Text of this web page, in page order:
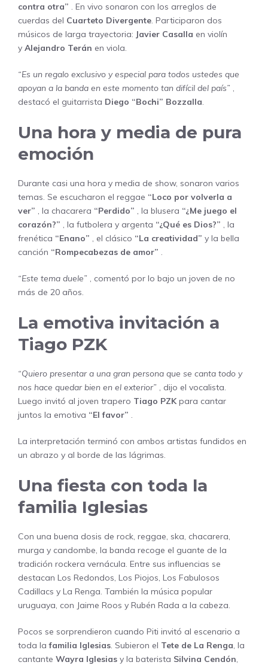
contra otra” . En vivo sonaron con los arreglos de
cuerdas del Cuarteto Divergente. Participaron dos
músicos de larga trayectoria: Javier Casalla en violín
y Alejandro Terán en viola.
“Es un regalo exclusivo y especial para todos ustedes que
apoyan a la banda en este momento tan difícil del país” ,
destacó el guitarrista Diego “Bochi” Bozzalla.
Una hora y media de pura
emoción
Durante casi una hora y media de show, sonaron varios
temas. Se escucharon el reggae “Loco por volverla a
ver” , la chacarera “Perdido” , la blusera “¿Me juego el
corazón?” , la futbolera y argenta “¿Qué es Dios?” , la
frenética “Enano” , el clásico “La creatividad” y la bella
canción “Rompecabezas de amor” .
“Este tema duele” , comentó por lo bajo un joven de no
más de 20 años.
La emotiva invitación a
Tiago PZK
“Quiero presentar a una gran persona que se canta todo y
nos hace quedar bien en el exterior” , dijo el vocalista.
Luego invitó al joven trapero Tiago PZKpara cantar
juntos la emotiva “El favor” .
La interpretación terminó con ambos artistas fundidos en
un abrazo y al borde de las lágrimas.
Una fiesta con toda la
familia Iglesias
Con una buena dosis de rock, reggae, ska, chacarera,
murga y candombe, la banda recoge el guante de la
tradición rockera vernácula. Entre sus influencias se
destacan Los Redondos, Los Piojos, Los Fabulosos
Cadillacs y La Renga. También la música popular
uruguaya, con Jaime Roos y Rubén Rada a la cabeza.
Pocos se sorprendieron cuando Piti invitó al escenario a
toda lafamilia Iglesias. Subieron el Tete de La Renga, la
cantante Wayra Iglesias y la baterista Silvina Cendón,